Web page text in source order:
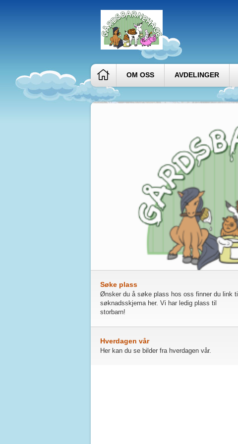
OM OSS AVDELINGER
Søke plass
Ønsker du å søke plass hos oss finner du link til
søknadsskjema her. Vi har ledig plass til
storbarn!
Hverdagen vår
Her kan du se bilder fra hverdagen vår.